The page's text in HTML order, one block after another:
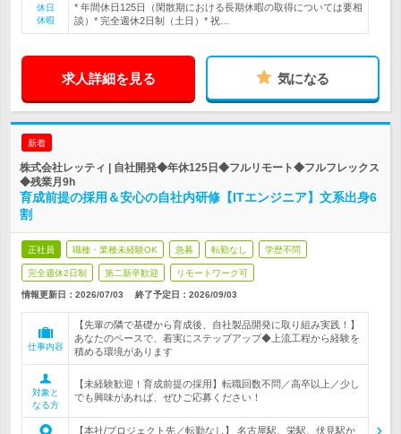
休日
休暇
* 年間休日125日（閑散期における長期休暇の取得については要相
談）* 完全週休2日制（土日）* 祝…
求人詳細を見る 気になる
新着
株式会社レッティ | 自社開発◆年休125日◆フルリモート◆フルフレックス
◆残業月9h
育成前提の採用＆安心の自社内研修【ITエンジニア】文系出身6
割
正社員 職種・業種未経験OK 急募 転勤なし 学歴不問
完全週休2日制 第二新卒歓迎 リモートワーク可
情報更新日：2026/07/03 終了予定日： 2026/09/03
仕事内容
【先輩の隣で基礎から育成後、自社製品開発に取り組み実践！】
あなたのペースで、着実にステップアップ◆上流工程から経験を
積める環境があります
対象と
なる方
【未経験歓迎！育成前提の採用】転職回数不問／高卒以上／少し
でも興味があれば、ぜひご応募ください！
【本社/プロジェクト先／転勤なし】 名古屋駅、栄駅、伏見駅か